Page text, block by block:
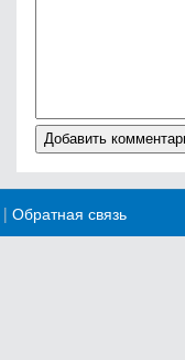
| Обратная связь